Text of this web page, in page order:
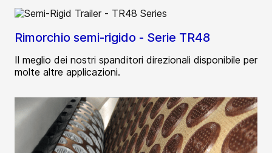
Rimorchio semi-rigido - Serie TR48
Il meglio dei nostri spanditori direzionali disponibile per
molte altre applicazioni.